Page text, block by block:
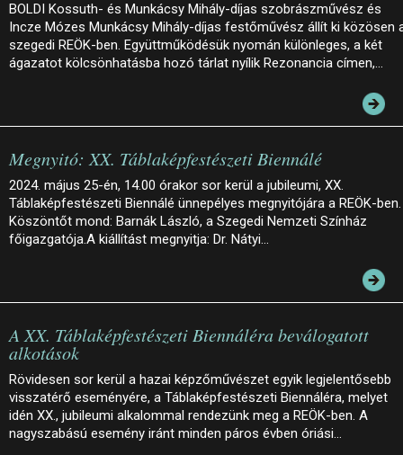
BOLDI Kossuth- és Munkácsy Mihály-díjas szobrászművész és
Incze Mózes Munkácsy Mihály-díjas festőművész állít ki közösen
szegedi REÖK-ben. Együttműködésük nyomán különleges, a két
ágazatot kölcsönhatásba hozó tárlat nyílik Rezonancia címen,…
Megnyitó: XX. Táblaképfestészeti Biennálé
2024. május 25-én, 14.00 órakor sor kerül a jubileumi, XX.
Táblaképfestészeti Biennálé ünnepélyes megnyitójára a REÖK-
Köszöntőt mond: Barnák László, a Szegedi Nemzeti Színház
főigazgatója.A kiállítást megnyitja: Dr. Nátyi…
A XX. Táblaképfestészeti Biennáléra beválogatott
alkotások
Rövidesen sor kerül a hazai képzőművészet egyik legjelentősebb
visszatérő eseményére, a Táblaképfestészeti Biennáléra, melyet
idén XX., jubileumi alkalommal rendezünk meg a REÖK-ben. A
nagyszabású esemény iránt minden páros évben óriási…